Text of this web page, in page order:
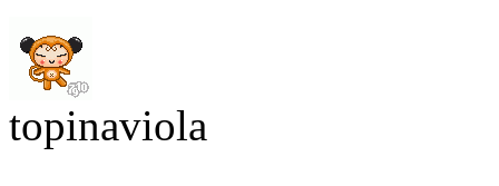
topinaviola